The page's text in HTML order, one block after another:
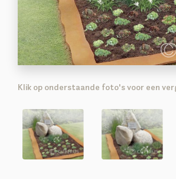
Klik op onderstaande foto's voor een